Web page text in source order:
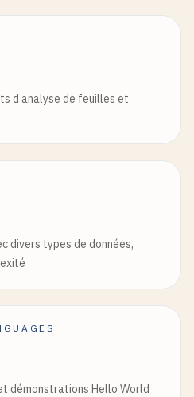
d analyse de feuilles et
divers types de données,
démonstrations Hello World